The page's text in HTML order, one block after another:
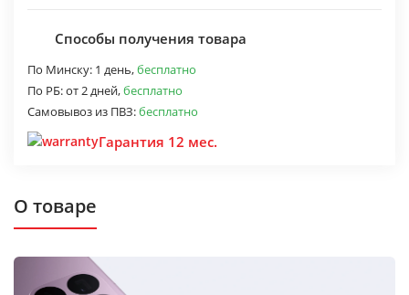
Способы получения товара
По Минску: 1 день,бесплатно
По РБ:от 2 дней,бесплатно
Самовывоз из ПВЗ:бесплатно
Гарантия 12 мес.
О товаре